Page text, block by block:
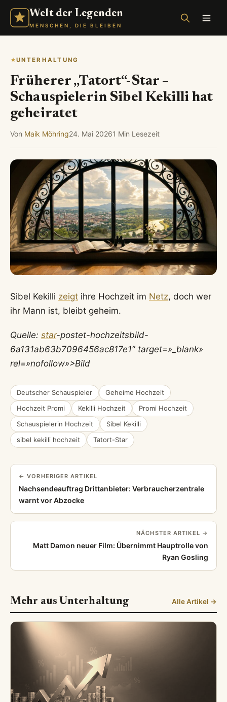
Welt der Legenden
MENSCHEN, DIE BLEIBEN
UNTERHALTUNG
Früherer „Tatort“-Star –
Schauspielerin Sibel Kekilli hat
geheiratet
Von Maik Möhring24. Mai 20261 Min Lesezeit
Sibel Kekilli zeigt ihre Hochzeit im Netz, doch wer
ihr Mann ist, bleibt geheim.
Quelle: star-postet-hochzeitsbild-
6a131ab63b7096456ac817e1″ target=»_blank»
rel=»nofollow»>Bild
Deutscher Schauspieler
Geheime Hochzeit
Hochzeit Promi
Kekilli Hochzeit
Promi Hochzeit
Schauspielerin Hochzeit
Sibel Kekilli
sibel kekilli hochzeit
Tatort-Star
← VORHERIGER ARTIKEL
Nachsendeauftrag Drittanbieter: Verbraucherzentrale
warnt vor Abzocke
NÄCHSTER ARTIKEL →
Matt Damon neuer Film: Übernimmt Hauptrolle von
Ryan Gosling
Mehr aus Unterhaltung Alle Artikel →